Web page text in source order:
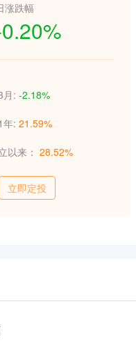
涨跌幅
月: -2.18%
年: 21.59%
以来： 28.52%
立即定投